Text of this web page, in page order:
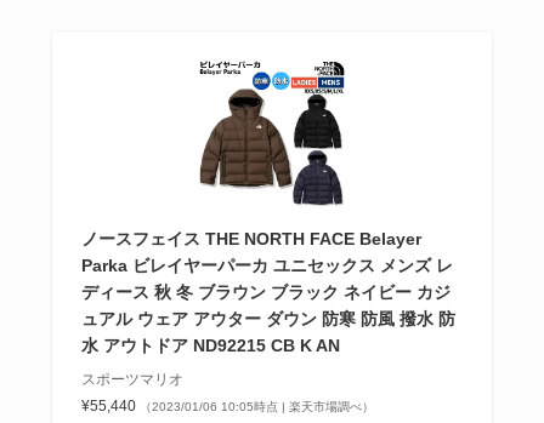
ノースフェイス THE NORTH FACE Belayer
Parka ビレイヤーパーカ ユニセックス メンズ レ
ディース 秋 冬 ブラウン ブラック ネイビー カジ
ュアル ウェア アウター ダウン 防寒 防風 撥水 防
水 アウトドア ND92215 CB K AN
スポーツマリオ
¥55,440
（2023/01/06 10:05時点 | 楽天市場調べ）